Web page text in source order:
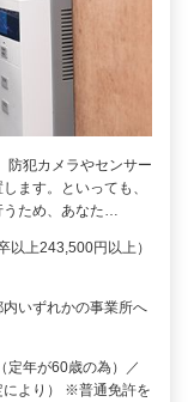
防犯カメラやセンサー
ます。といっても、
ため、あなた…
以上243,500円以上）
いずれかの事業所へ
定年が60歳の為）／
より） ※普通免許を